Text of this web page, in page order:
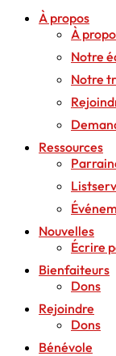
À propos
À
Notre
Notre
Ressources
Nouvelles
Écrire
Bienfaiteurs
Dons
Rejoindre
Dons
Bénévole